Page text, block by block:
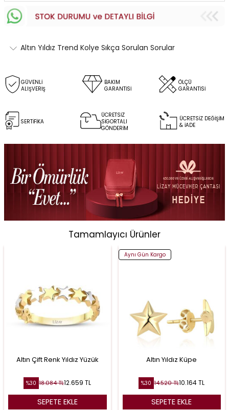
Altın Yıldız Trend Kolye Sıkça Sorulan Sorular
GÜVENLİ
ALIŞVERİŞ
BAKIM
GARANTİSİ
ÖLÇÜ
GARANTİSİ
SERTİFİKA
ÜCRETSİZ
SİGORTALI
GÖNDERİM
ÜCRETSİZ DEĞİŞİM
& İADE
Tamamlayıcı Ürünler
Altın Çift Renk Yıldız Yüzük
%30 18.084TL12.659 TL
SEPETE EKLE
Aynı Gün Kargo
Altın Yıldız Küpe
%30 14.520TL10.164TL
SEPETE EKLE